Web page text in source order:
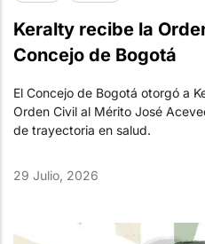
Keralty recibe la
Concejo de Bogotá
El Concejo de Bogotá otorgó a
Orden Civil al Mérito José
de trayectoria en salud.
29 Julio, 2026